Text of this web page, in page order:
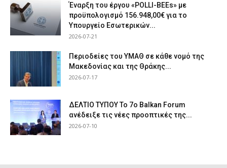
Έναρξη του έργου «POLLI-BEEs» με
προϋπολογισμό 156.948,00€ για το
Υπουργείο Εσωτερικών...
2026-07-21
Περιοδείες του ΥΜΑΘ σε κάθε νομό της
Μακεδονίας και της Θράκης...
2026-07-17
ΔΕΛΤΙΟ ΤΥΠΟΥ Το 7ο Balkan Forum
ανέδειξε τις νέες προοπτικές της...
2026-07-10